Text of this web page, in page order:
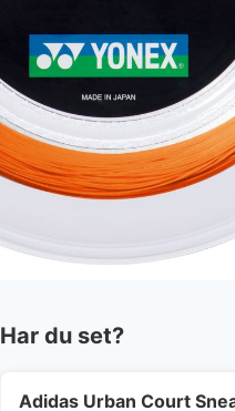
Har du set?
Adidas Urban Court